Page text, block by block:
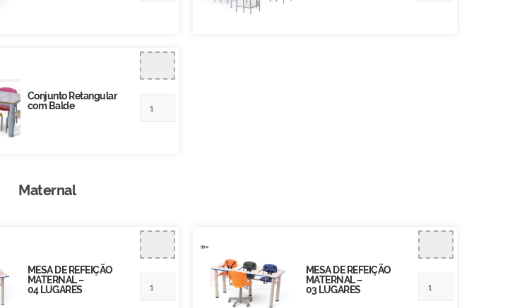
Conjunto Retangular
com Balde
Maternal
MESA DE REFEIÇÃO
MATERNAL –
04 LUGARES
MESA DE REFEIÇÃO
MATERNAL –
03 LUGARES